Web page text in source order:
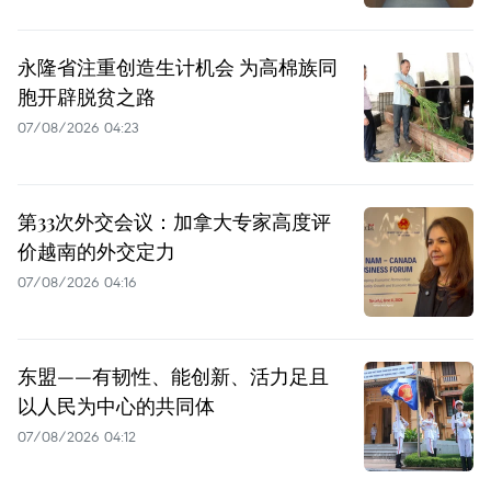
永隆省注重创造生计机会 为高棉族同
胞开辟脱贫之路
07/08/2026 04:23
第33次外交会议：加拿大专家高度评
价越南的外交定力
07/08/2026 04:16
东盟——有韧性、能创新、活力足且
以人民为中心的共同体
07/08/2026 04:12